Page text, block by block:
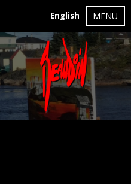
English MENU